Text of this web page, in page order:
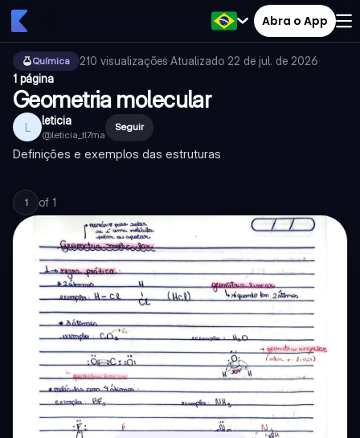
Abra o App
Química 210 visualizações·Atualizado 22 de jul. de 2026·
1 página
Geometria molecular
L leticia
@leticia_tl7ma
Seguir
Definições e exemplos das estruturas
1 of 1